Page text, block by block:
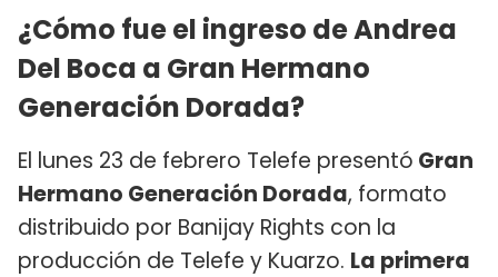
¿Cómo fue el ingreso de Andrea
Del Boca a Gran Hermano
Generación Dorada?
El lunes 23 de febrero Telefe presentó Gran
Hermano Generación Dorada, formato
distribuido por Banijay Rights con la
producción de Telefe y Kuarzo. La primera